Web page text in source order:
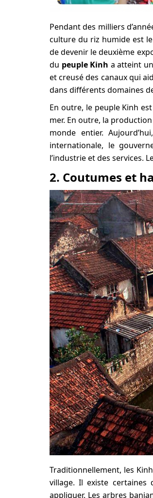
Pendant des milliers
culture du riz humide est
de devenir le deuxième
du peuple Kinh a atteint
et creusé des canaux qui
dans différents domaines
En outre, le peuple Kinh
mer. En outre, la
monde entier.
internationale, le
l’industrie et des services.
2. Coutumes et
Traditionnellement, les
village. Il existe
appliquer. Les arbres